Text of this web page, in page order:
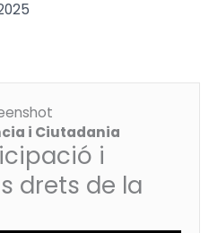
i Ciutadania
i
drets de la